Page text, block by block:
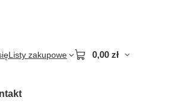
Listy zakupowe 0,00 zł